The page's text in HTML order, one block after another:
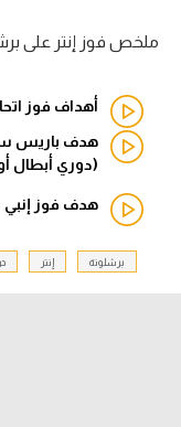
الدوري الإنجليزي
الدوري الإسباني
الدوري الإيطالي
الدوري الألماني
ملخص فوز إنتر على برشلونة 4-3 (دوري
أهداف فوز اتحاد جدة
هدف باريس
(دوري أبطال
هدف فوز إنبي على
برشلونة إنتر